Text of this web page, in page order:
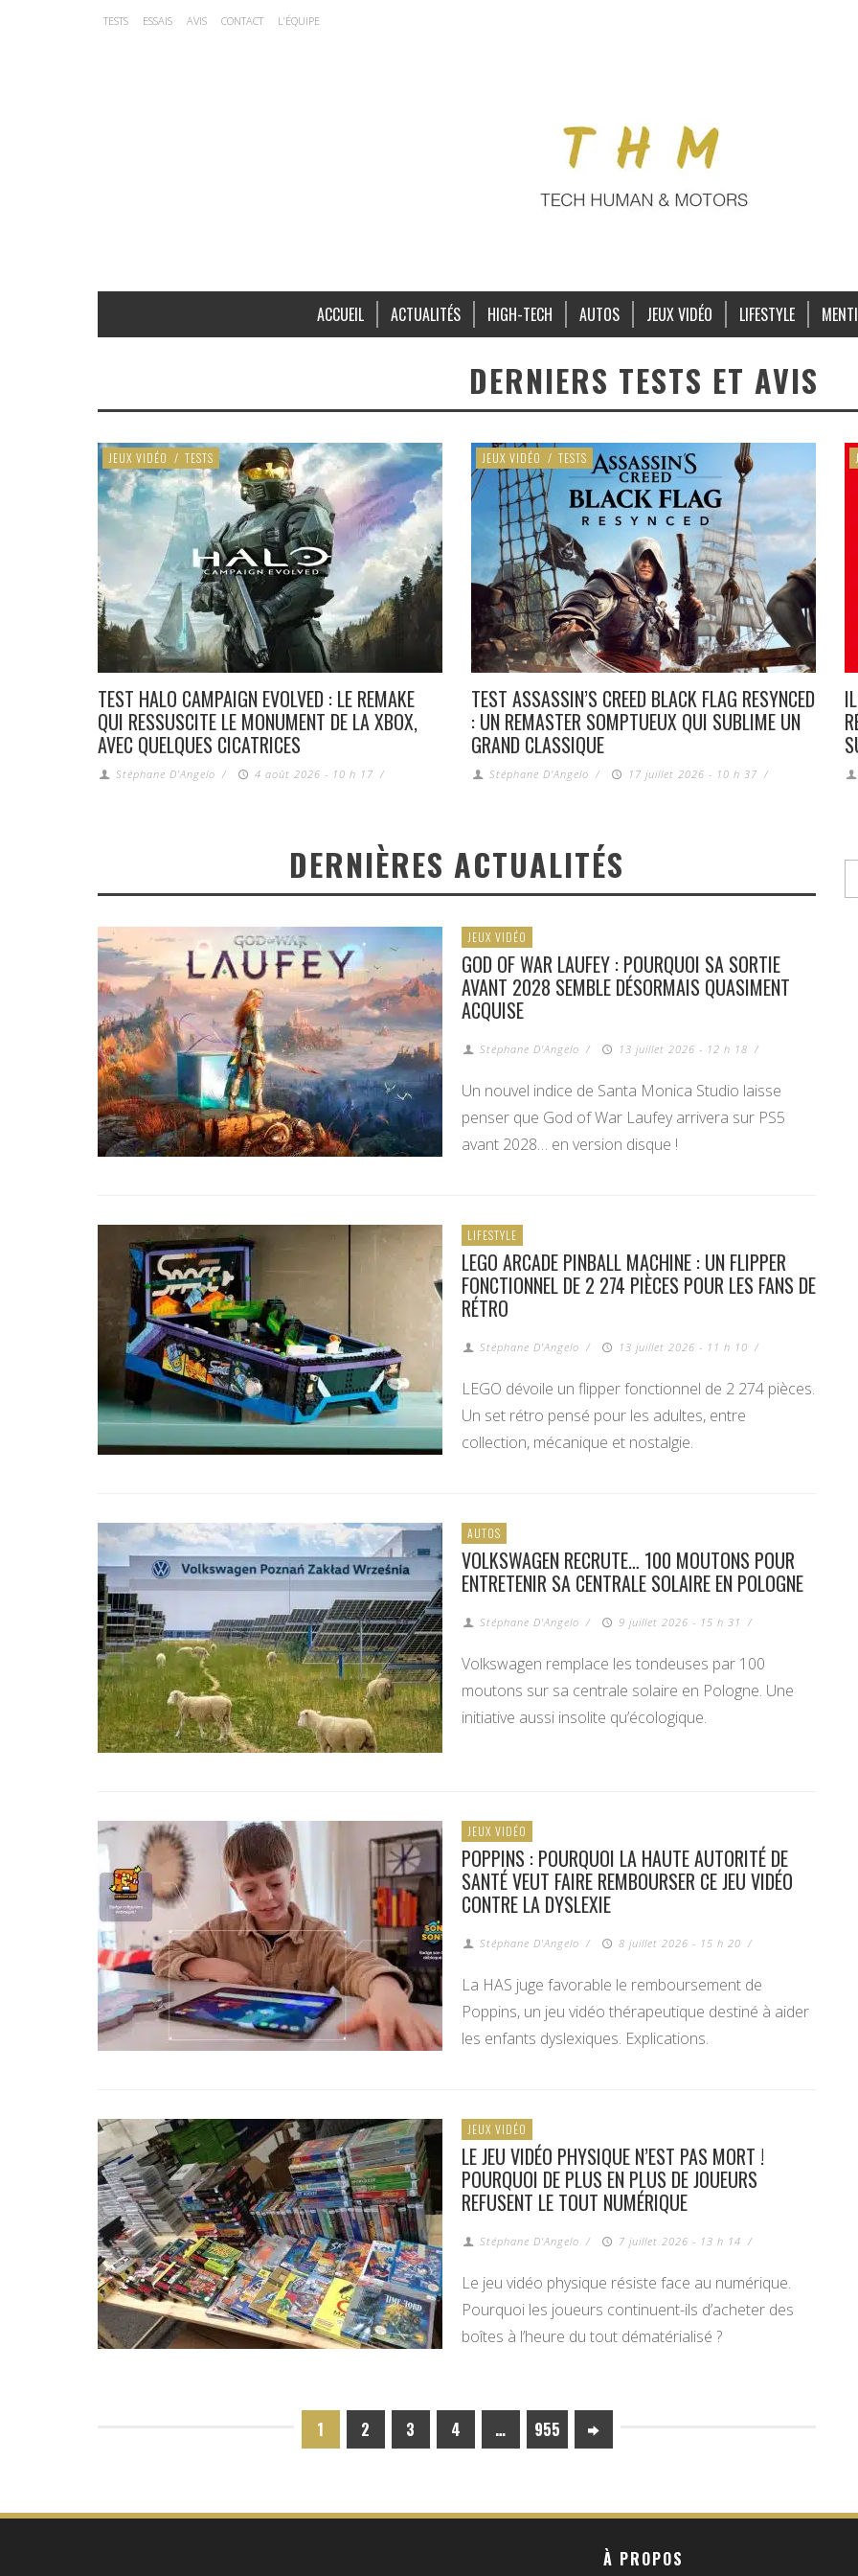
TESTS ESSAIS AVIS CONTACT L’ÉQUIPE
ACCUEIL ACTUALITÉS HIGH-TECH AUTOS JEUX VIDÉO LIFESTYLE
DERNIERS TESTS ET AVIS
JEUX VIDÉO / TESTS
TEST HALO CAMPAIGN EVOLVED : LE REMAKE
QUI RESSUSCITE LE MONUMENT DE LA XBOX,
AVEC QUELQUES CICATRICES
Stéphane D'Angelo / 4 août 2026 - 10 h 17 /
JEUX VIDÉO / TESTS
TEST ASSASSIN’S CREED BLACK FLAG RESYNCED
: UN REMASTER SOMPTUEUX QUI SUBLIME UN
GRAND CLASSIQUE
Stéphane D'Angelo / 17 juillet 2026 - 10 h 37 /
DERNIÈRES ACTUALITÉS
JEUX VIDÉO
GOD OF WAR LAUFEY : POURQUOI SA SORTIE
AVANT 2028 SEMBLE DÉSORMAIS QUASIMENT
ACQUISE
Stéphane D'Angelo / 13 juillet 2026 - 12 h 18 /
Un nouvel indice de Santa Monica Studio laisse
penser que God of War Laufey arrivera sur PS5
avant 2028… en version disque !
LIFESTYLE
LEGO ARCADE PINBALL MACHINE : UN FLIPPER
FONCTIONNEL DE 2 274 PIÈCES POUR LES FANS DE
RÉTRO
Stéphane D'Angelo / 13 juillet 2026 - 11 h 10 /
LEGO dévoile un flipper fonctionnel de 2 274 pièces.
Un set rétro pensé pour les adultes, entre
collection, mécanique et nostalgie.
AUTOS
VOLKSWAGEN RECRUTE… 100 MOUTONS POUR
ENTRETENIR SA CENTRALE SOLAIRE EN POLOGNE
Stéphane D'Angelo / 9 juillet 2026 - 15 h 31 /
Volkswagen remplace les tondeuses par 100
moutons sur sa centrale solaire en Pologne. Une
initiative aussi insolite qu’écologique.
JEUX VIDÉO
POPPINS : POURQUOI LA HAUTE AUTORITÉ DE
SANTÉ VEUT FAIRE REMBOURSER CE JEU VIDÉO
CONTRE LA DYSLEXIE
Stéphane D'Angelo / 8 juillet 2026 - 15 h 20 /
La HAS juge favorable le remboursement de
Poppins, un jeu vidéo thérapeutique destiné à aider
les enfants dyslexiques. Explications.
JEUX VIDÉO
LE JEU VIDÉO PHYSIQUE N’EST PAS MORT !
POURQUOI DE PLUS EN PLUS DE JOUEURS
REFUSENT LE TOUT NUMÉRIQUE
Stéphane D'Angelo / 7 juillet 2026 - 13 h 14 /
Le jeu vidéo physique résiste face au numérique.
Pourquoi les joueurs continuent-ils d’acheter des
boîtes à l’heure du tout dématérialisé ?
1 2 3 4 … 955
À PROPOS